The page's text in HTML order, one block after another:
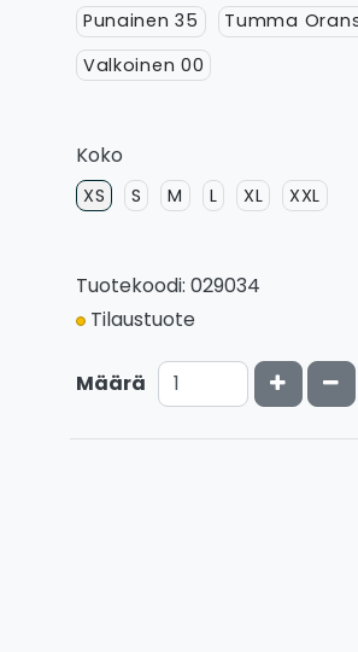
Punainen 35
Tumma
Valkoinen 00
Koko
XS S M L XL XXL
Tuotekoodi: 029034
Tilaustuote
Määrä Kasvata